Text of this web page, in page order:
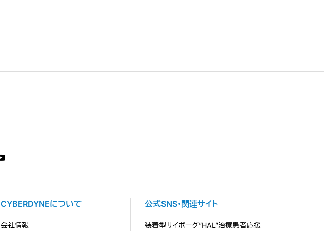
CYBERDYNEについて
会社情報
公式SNS・関連サイト
装着型サイボーグ”HAL”治療患者応援